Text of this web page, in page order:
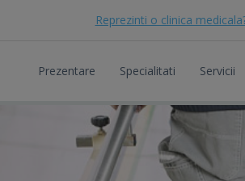
Reprezinti o clinica
Prezentare Specialitati Servicii